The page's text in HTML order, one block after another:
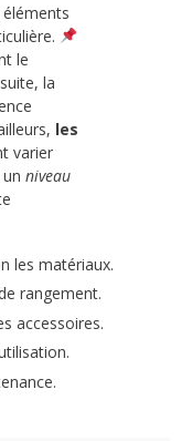
le
la
les
varier
niveau
les matériaux.
rangement.
accessoires.